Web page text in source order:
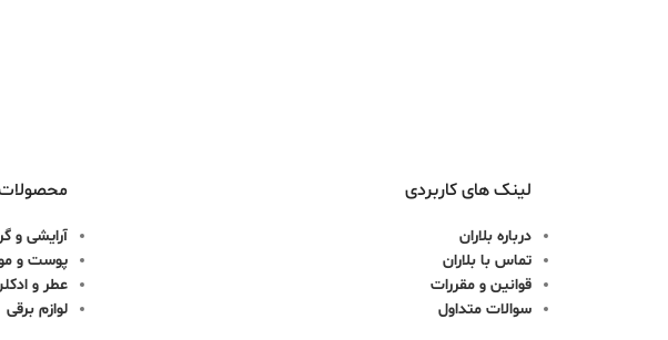
لینک های کاربردی
درباره بلاران
تماس با بلاران
قوانین و مقررات
سوالات متداول
آرایشی و
پوست و
عطر و
لوازم برقی